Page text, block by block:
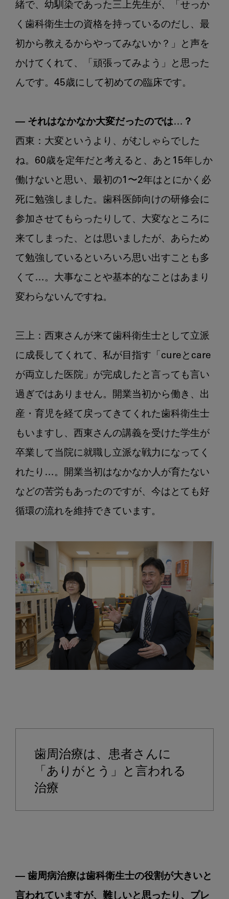
緒で、幼馴染であった三上先生が、「せっか
く歯科衛生士の資格を持っているのだし、最
初から教えるからやってみないか？」と声を
かけてくれて、「頑張ってみよう」と思った
んです。45歳にして初めての臨床です。
― それはなかなか大変だったのでは…？
西東：大変というより、がむしゃらでした
ね。60歳を定年だと考えると、あと15年しか
働けないと思い、最初の1〜2年はとにかく必
死に勉強しました。歯科医師向けの研修会に
参加させてもらったりして、大変なところに
来てしまった、とは思いましたが、あらため
て勉強しているといろいろ思い出すことも多
くて…。大事なことや基本的なことはあまり
変わらないんですね。
三上：西東さんが来て歯科衛生士として立派
に成長してくれて、私が目指す「cureとcare
が両立した医院」が完成したと言っても言い
過ぎではありません。開業当初から働き、出
産・育児を経て戻ってきてくれた歯科衛生士
もいますし、西東さんの講義を受けた学生が
卒業して当院に就職し立派な戦力になってく
れたり…。開業当初はなかなか人が育たない
などの苦労もあったのですが、今はとても好
循環の流れを維持できています。
歯周治療は、患者さんに
「ありがとう」と言われる
治療
― 歯周病治療は歯科衛生士の役割が大きいと
言われていますが、難しいと思ったり、プレ